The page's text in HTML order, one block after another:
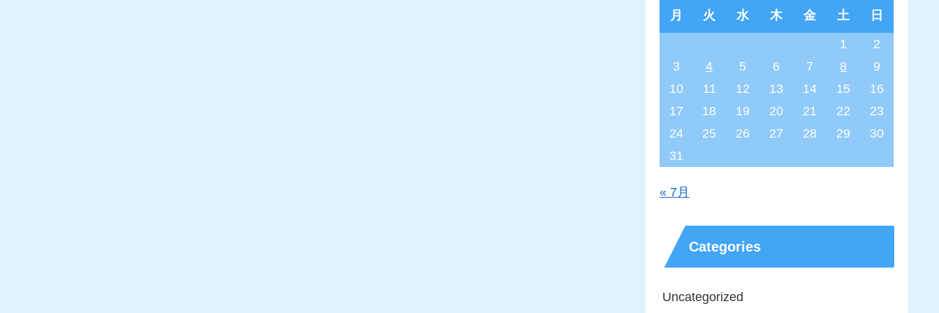
月 火 水 木 金 土 日
1
2
3
4 5 6 7 8
9
10
11 12 13 14 15
16
17
18 19 20 21 22
23
24
25 26 27 28 29
30
31
« 7月
Categories
Uncategorized